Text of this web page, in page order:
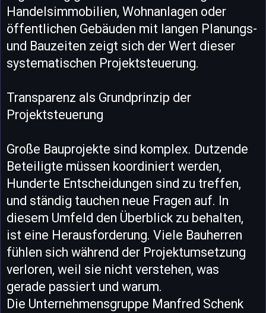
Handelsimmobilien, Wohnanlagen oder
öffentlichen Gebäuden mit langen Planungs-
und Bauzeiten zeigt sich der Wert dieser
systematischen Projektsteuerung.
Transparenz als Grundprinzip der
Projektsteuerung
Große Bauprojekte sind komplex. Dutzende
Beteiligte müssen koordiniert werden,
Hunderte Entscheidungen sind zu treffen,
und ständig tauchen neue Fragen auf. In
diesem Umfeld den Überblick zu behalten,
ist eine Herausforderung. Viele Bauherren
fühlen sich während der Projektumsetzung
verloren, weil sie nicht verstehen, was
gerade passiert und warum.
Die Unternehmensgruppe Manfred Schenk